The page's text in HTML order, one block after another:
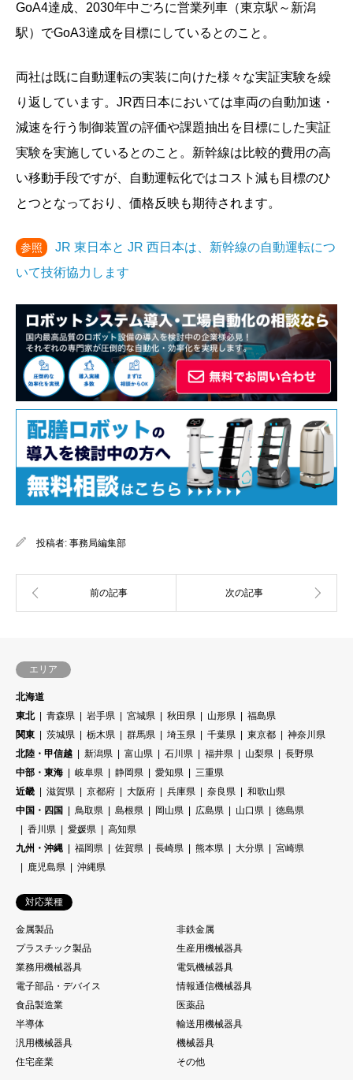
GoA4達成、2030年中ごろに営業列車（東京駅～新潟
駅）でGoA3達成を目標にしているとのこと。
両社は既に自動運転の実装に向けた様々な実証実験を繰
り返しています。JR西日本においては車両の自動加速・
減速を行う制御装置の評価や課題抽出を目標にした実証
実験を実施しているとのこと。新幹線は比較的費用の高
い移動手段ですが、自動運転化ではコスト減も目標のひ
とつとなっており、価格反映も期待されます。
参照
JR 東日本と JR 西日本は、新幹線の自動運転につ
いて技術協力します
投稿者: 事務局編集部
エリア
北海道
東北
青森県 岩手県 宮城県 秋田県 山形県
福島県
関東
茨城県 栃木県 群馬県 埼玉県 千葉県 東京都
神奈川県
北陸・甲信越
新潟県 富山県 石川県 福井県 山梨県
長野県
中部・東海
岐阜県 静岡県 愛知県
三重県
近畿
滋賀県 京都府 大阪府 兵庫県 奈良県
和歌山県
中国・四国
鳥取県 島根県 岡山県 広島県 山口県
徳島県
香川県
愛媛県
高知県
九州・沖縄
福岡県 佐賀県 長崎県 熊本県 大分県
宮崎県
鹿児島県
沖縄県
対応業種
金属製品
非鉄金属
プラスチック製品
生産用機械器具
業務用機械器具
電気機械器具
電子部品・デバイス
情報通信機械器具
食品製造業
医薬品
半導体
輸送用機械器具
汎用機械器具
機械器具
住宅産業
その他